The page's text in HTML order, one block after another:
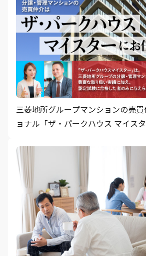
三菱地所グループマンションの売
ョナル「ザ・パークハウス マイス